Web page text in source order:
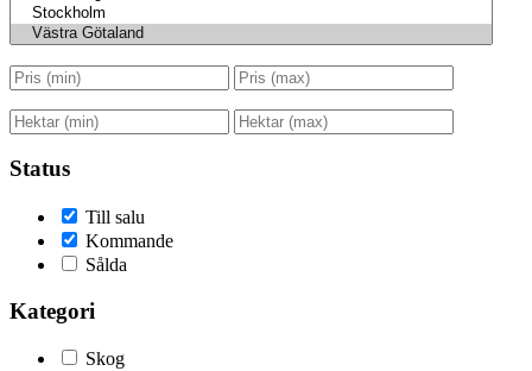
Status
Till salu
Kommande
Sålda
Kategori
Skog